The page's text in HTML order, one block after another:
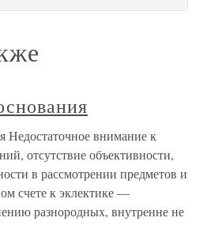
Недостаточное внимание к
отсутствие объективности,
в рассмотрении предметов и
счете к эклектике —
разнородных, внутренне не